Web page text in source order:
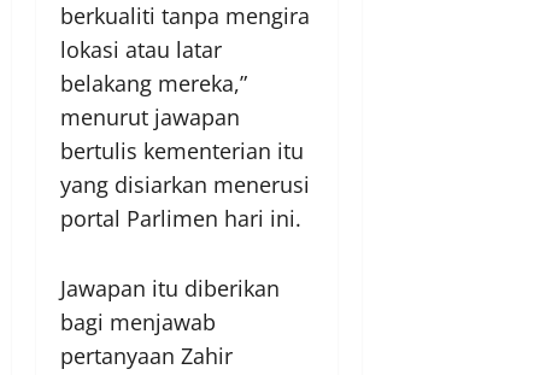
berkualiti tanpa mengira
lokasi atau latar
belakang mereka,”
menurut jawapan
bertulis kementerian itu
yang disiarkan menerusi
portal Parlimen hari ini.
Jawapan itu diberikan
bagi menjawab
pertanyaan Zahir